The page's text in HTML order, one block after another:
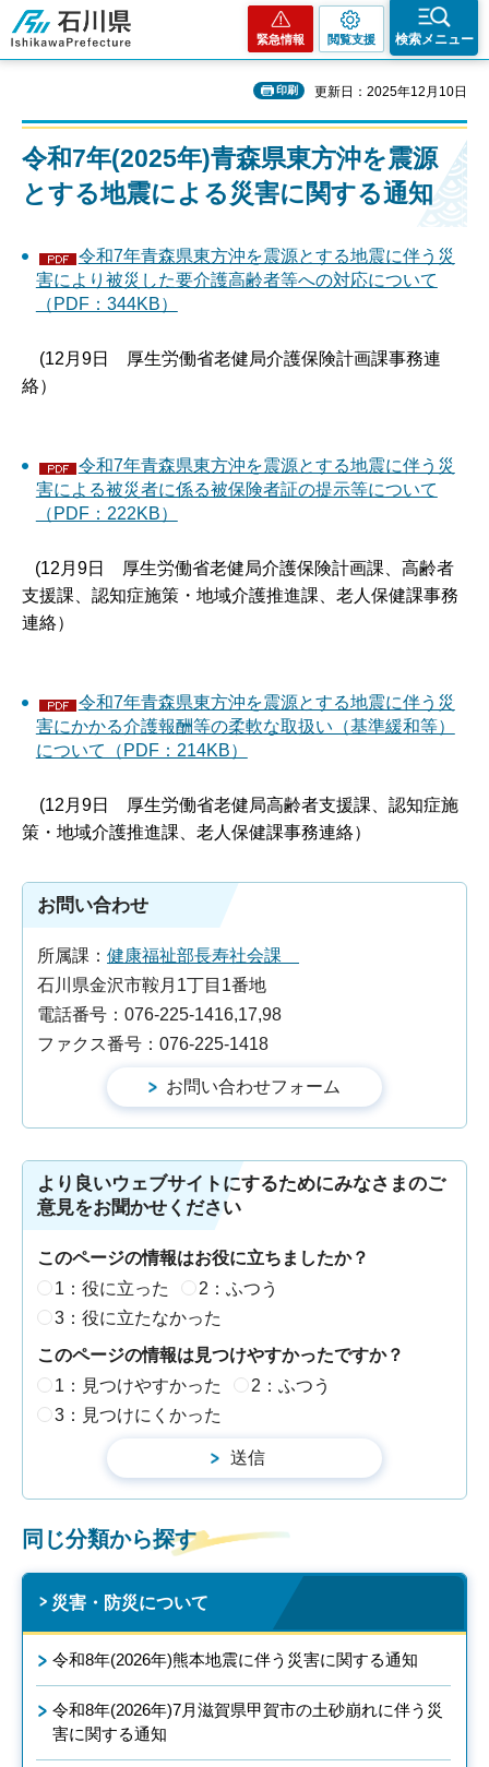
石川県
緊急情報 閲覧支援 検索メニュー
印刷 更新日：2025年12月10日
令和7年(2025年)青森県東方沖を震源
とする地震による災害に関する通知
令和7年青森県東方沖を震源とする地震に伴う災
害により被災した要介護高齢者等への対応について
（PDF：344KB）
(12月9日 厚生労働省老健局介護保険計画課事務連
絡）
令和7年青森県東方沖を震源とする地震に伴う災
害による被災者に係る被保険者証の提示等について
（PDF：222KB）
(12月9日 厚生労働省老健局介護保険計画課、高齢者
支援課、認知症施策・地域介護推進課、老人保健課事務
連絡）
令和7年青森県東方沖を震源とする地震に伴う災
害にかかる介護報酬等の柔軟な取扱い（基準緩和等）
について（PDF：214KB）
(12月9日 厚生労働省老健局高齢者支援課、認知症施
策・地域介護推進課、老人保健課事務連絡）
お問い合わせ
所属課： 健康福祉部長寿社会課
石川県金沢市鞍月1丁目1番地
電話番号：076-225-1416,17,98
ファクス番号：076-225-1418
より良いウェブサイトにするためにみなさまのご
意見をお聞かせください
このページの情報はお役に立ちましたか？
1：役に立った
2：ふつう
3：役に立たなかった
このページの情報は見つけやすかったですか？
1：見つけやすかった
2：ふつう
3：見つけにくかった
同じ分類から探す
災害・防災について
令和8年(2026年)熊本地震に伴う災害に関する通知
令和8年(2026年)7月滋賀県甲賀市の土砂崩れに伴う災
害に関する通知